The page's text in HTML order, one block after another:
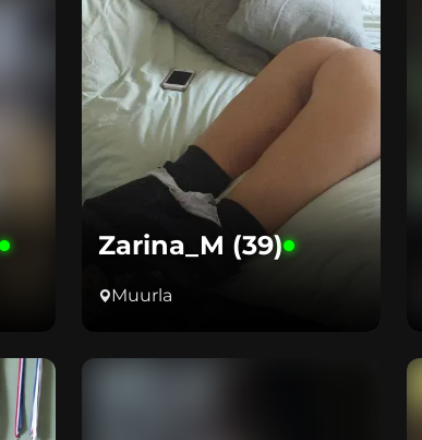
Zarina_M (39)
Muurla